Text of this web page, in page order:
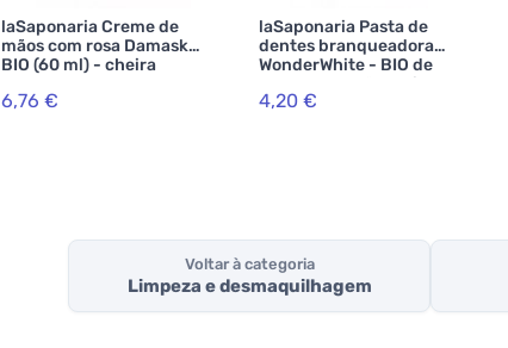
laSaponaria Creme de
mãos com rosa Damask
BIO (60 ml) - cheira
6,76 €
laSaponaria Pasta de
dentes branqueadora
WonderWhite - BIO de
menta e carvão activado
(75 ml)
4,20 €
Voltar à categoria
Limpeza e desmaquilhagem